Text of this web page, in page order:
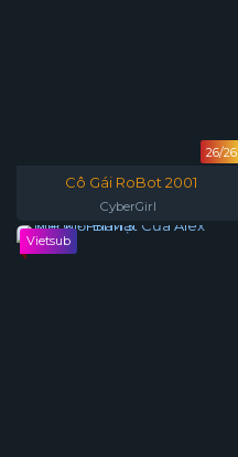
26/26
Cô Gái RoBot 2001
CyberGirl
Vietsub